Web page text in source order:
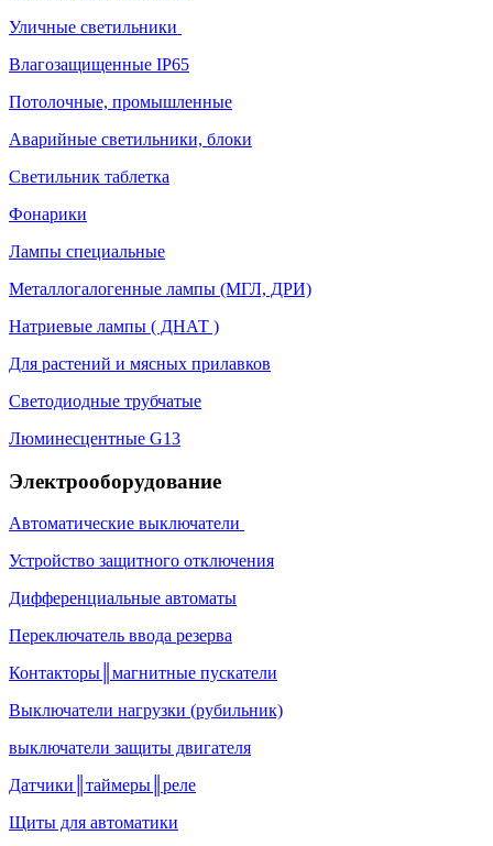
Уличные светильники
Влагозащищенные IP65
Потолочные, промышленные
Аварийные светильники, блоки
Светильник таблетка
Фонарики
Лампы специальные
Металлогалогенные лампы (МГЛ, ДРИ)
Натриевые лампы ( ДНАТ )
Для растений и мясных прилавков
Светодиодные трубчатые
Люминесцентные G13
Электрооборудование
Автоматические выключатели
Устройство защитного отключения
Дифференциальные автоматы
Переключатель ввода резерва
Контакторы║магнитные пускатели
Выключатели нагрузки (рубильник)
выключатели защиты двигателя
Датчики║таймеры║реле
Щиты для автоматики